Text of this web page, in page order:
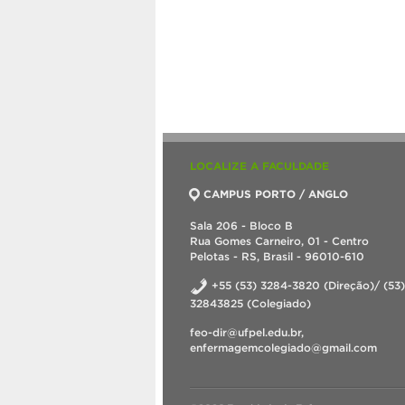
LOCALIZE A FACULDADE
CAMPUS PORTO / ANGLO
Sala 206 - Bloco B
Rua Gomes Carneiro, 01 - Centro
Pelotas - RS, Brasil - 96010-610
+55 (53) 3284-3820 (Direção)/ (53)
32843825 (Colegiado)
feo-dir@ufpel.edu.br,
enfermagemcolegiado@gmail.com